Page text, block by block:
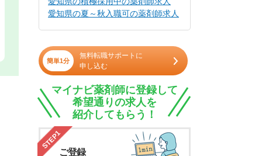
愛知県の夏～秋入職可の薬剤師求人
簡単1分
無料転職サポートに
申し込む
マイナビ薬剤師に登録して
希望通りの求人を
紹介してもらう！
STEP1
ご登録